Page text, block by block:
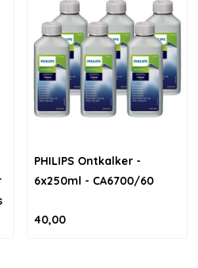
PHILIPS Ontkalker -
6x250ml - CA6700/60
40,00